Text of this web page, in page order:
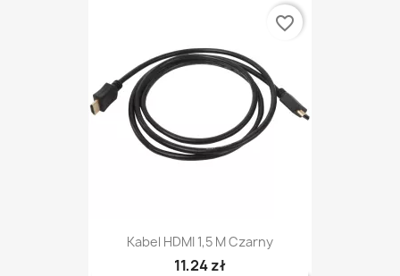
Kabel HDMI 1,5 M Czarny
11,24 zł
favorite_border